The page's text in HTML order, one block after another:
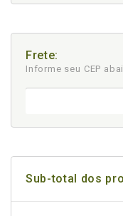
Frete:
Informe seu CEP
Sub-total dos